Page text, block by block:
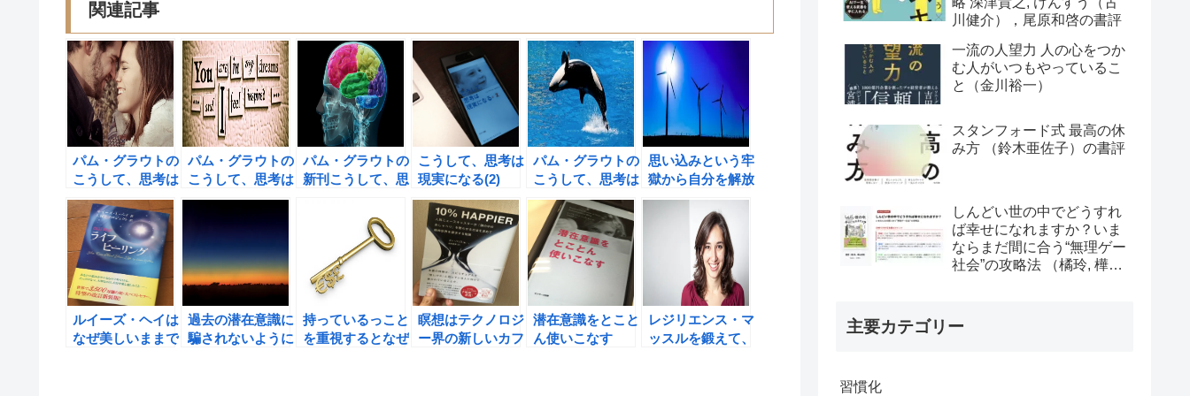
関連記事
パム・グラウトの
こうして、思考は
現実になる(2)の
書評 ジェーム
ズ・コステロの思
考法を真似よう！
パム・グラウトの
こうして、思考は
現実になる(2)
ジティブに変えよ
う！
パム・グラウトの
新刊こうして、思
こうして、思考は
現実になる(2)
（パム・グラウ
ト）の書評 ワー
ルドビュー2.0を
身につけよう！
パム・グラウトの
こうして、思考は
現実になるの書評
③ アファメーシ
ョンを良い習慣と
捉えてみる！
思い込みという牢
獄から自分を解放
する方法。こうし
て、思考は現実に
なる（パム・グラ
ウト著）の書評②
ルイーズ・ヘイは
なぜ美しいままで
過去の潜在意識に
騙されないように
持っているっこと
を重視するとなぜ
瞑想はテクノロジ
ー界の新しいカフ
潜在意識をとこと
ん使いこなす
レジリエンス・マ
ッスルを鍛えて、
川健介），尾原和啓の書評
一流の人望力 人の心をつか
む人がいつもやっているこ
と（金川裕一）
スタンフォード式 最高の休
み方 （鈴木亜佐子）の書評
しんどい世の中でどうすれ
ば幸せになれますか？いま
ならまだ間に合う“無理ゲー
社会”の攻略法 （橘玲, 樺山
主要カテゴリー
習慣化